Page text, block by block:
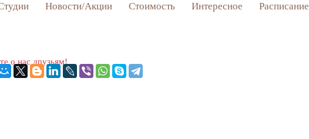
Новости/Акции Стоимость Интересное Расписание
о нас друзьям!